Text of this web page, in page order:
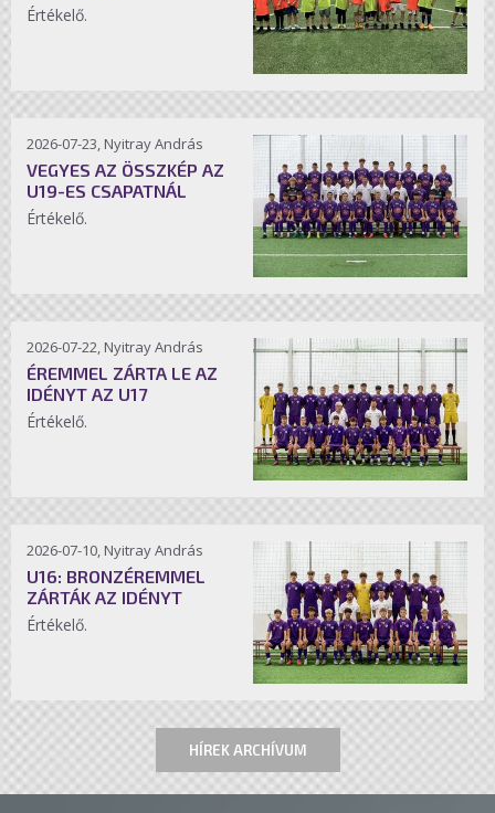
Értékelő.
2026-07-23, Nyitray András
VEGYES AZ ÖSSZKÉP AZ
U19-ES CSAPATNÁL
Értékelő.
2026-07-22, Nyitray András
ÉREMMEL ZÁRTA LE AZ
IDÉNYT AZ U17
Értékelő.
2026-07-10, Nyitray András
U16: BRONZÉREMMEL
ZÁRTÁK AZ IDÉNYT
Értékelő.
HÍREK ARCHÍVUM